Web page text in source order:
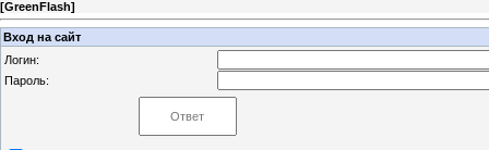
[GreenFlash]
Вход на сайт
Логин:
Пароль: